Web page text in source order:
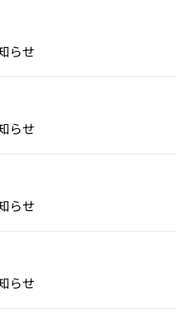
らせ
らせ
らせ
らせ